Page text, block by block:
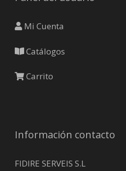
Mi Cuenta
Catálogos
Carrito
Información contacto
FIDIRE SERVEIS S.L